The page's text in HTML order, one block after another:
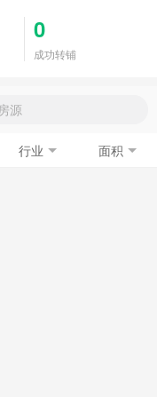
0
成功转铺
行业 面积